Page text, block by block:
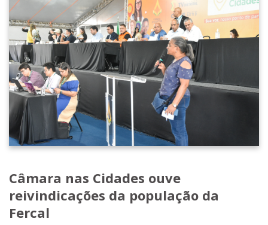
Câmara nas Cidades ouve
reivindicações da população da
Fercal